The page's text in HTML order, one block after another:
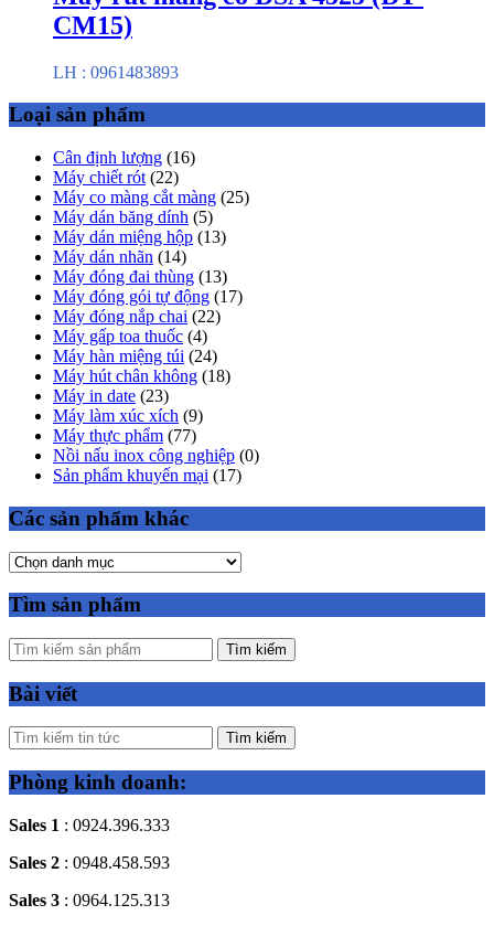
CM15)
LH : 0961483893
Loại sản phẩm
Cân định lượng (16)
Máy chiết rót (22)
Máy co màng cắt màng (25)
Máy dán băng dính (5)
Máy dán miệng hộp (13)
Máy dán nhãn (14)
Máy đóng đai thùng (13)
Máy đóng gói tự động (17)
Máy đóng nắp chai (22)
Máy gấp toa thuốc (4)
Máy hàn miệng túi (24)
Máy hút chân không (18)
Máy in date (23)
Máy làm xúc xích (9)
Máy thực phẩm (77)
Nồi nấu inox công nghiệp (0)
Sản phẩm khuyến mại (17)
Các sản phẩm khác
Tìm sản phẩm
Tìm kiếm
Bài viết
Tìm kiếm
Phòng kinh doanh:
Sales 1 : 0924.396.333
Sales 2 : 0948.458.593
Sales 3 : 0964.125.313